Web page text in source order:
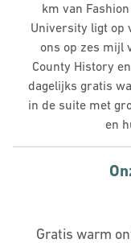
km van
University ligt op
ons op zes mijl
County History
dagelijks gratis
in de suite met
en
Gratis warm